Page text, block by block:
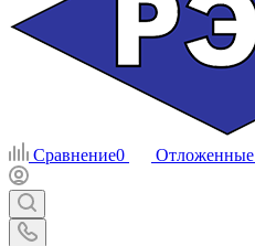
Сравнение0 Отложенные